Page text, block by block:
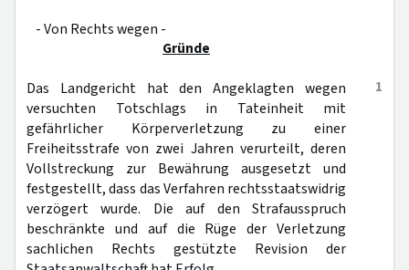
- Von Rechts wegen -
Gründe
1
Das Landgericht hat den Angeklagten wegen
versuchten Totschlags in Tateinheit mit
gefährlicher Körperverletzung zu einer
Freiheitsstrafe von zwei Jahren verurteilt, deren
Vollstreckung zur Bewährung ausgesetzt und
festgestellt, dass das Verfahren rechtsstaatswidrig
verzögert wurde. Die auf den Strafausspruch
beschränkte und auf die Rüge der Verletzung
sachlichen Rechts gestützte Revision der